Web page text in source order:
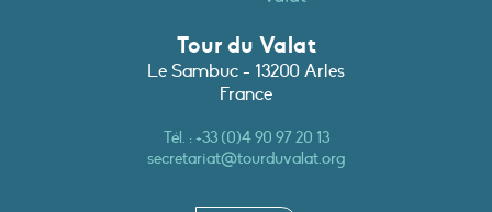
Tour du Valat
Le Sambuc - 13200 Arles
France
Tél. :+33 (0)4 90 97 20 13
secretariat@tourduvalat.org